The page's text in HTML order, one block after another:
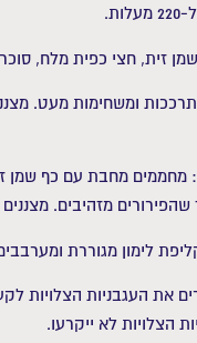
מתרככות
מחממים מחבת עם כף שמן
את העגבניות הצלויות
הצלויות לא ייקרעו.